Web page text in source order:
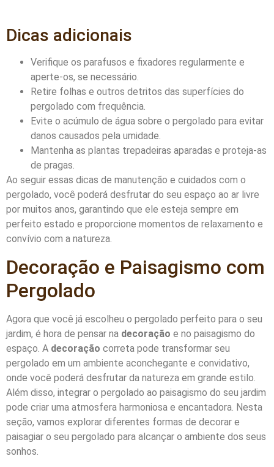
Dicas adicionais
Verifique os parafusos e fixadores regularmente e
aperte-os, se necessário.
Retire folhas e outros detritos das superfícies do
pergolado com frequência.
Evite o acúmulo de água sobre o pergolado para evitar
danos causados pela umidade.
Mantenha as plantas trepadeiras aparadas e proteja-as
de pragas.
Ao seguir essas dicas de manutenção e cuidados com o
pergolado, você poderá desfrutar do seu espaço ao ar livre
por muitos anos, garantindo que ele esteja sempre em
perfeito estado e proporcione momentos de relaxamento e
convívio com a natureza.
Decoração e Paisagismo com
Pergolado
Agora que você já escolheu o pergolado perfeito para o seu
jardim, é hora de pensar na decoração e no paisagismo do
espaço. A decoração correta pode transformar seu
pergolado em um ambiente aconchegante e convidativo,
onde você poderá desfrutar da natureza em grande estilo.
Além disso, integrar o pergolado ao paisagismo do seu jardim
pode criar uma atmosfera harmoniosa e encantadora. Nesta
seção, vamos explorar diferentes formas de decorar e
paisagiar o seu pergolado para alcançar o ambiente dos seus
sonhos.